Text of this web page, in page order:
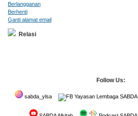
Berlangganan
Berhenti
Ganti alamat email
Relasi
Follow Us:
sabda_ylsa Yayasan Lembaga SABDA